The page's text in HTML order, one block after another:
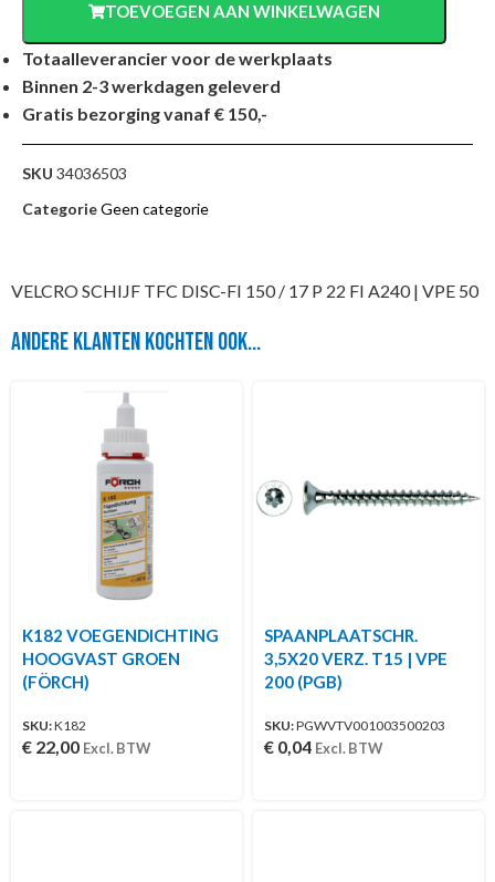
TOEVOEGEN AAN WINKELWAGEN
Totaalleverancier voor de werkplaats
Binnen 2-3 werkdagen geleverd
Gratis bezorging vanaf € 150,-
SKU 34036503
CategorieGeen categorie
VELCRO SCHIJF TFC DISC-FI 150 / 17 P 22 FI A240 | VPE 50
Andere klanten kochten ook...
K182 VOEGENDICHTING
HOOGVAST GROEN
(FÖRCH)
SKU:K182
€ 22,00 Excl. BTW
SPAANPLAATSCHR.
3,5X20 VERZ. T15 | VPE
200 (PGB)
SKU:PGWVTV001003500203
€ 0,04 Excl. BTW